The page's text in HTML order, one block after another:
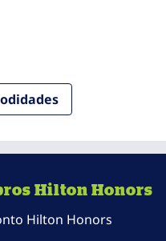
Hilton Honors
Hilton Honors